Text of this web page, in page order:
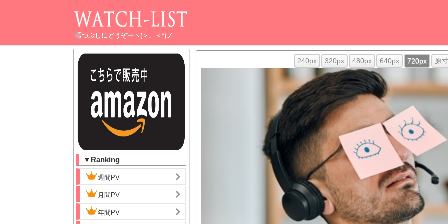
暇つぶしにどうぞーヽ(＞。＜*)ノ
▼Ranking
週間PV
月間PV
年間PV
240px 320px 480px 640px 720px 原